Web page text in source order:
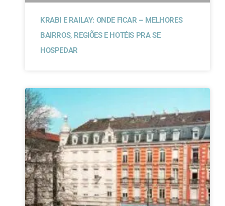
KRABI E RAILAY: ONDE FICAR – MELHORES
BAIRROS, REGIÕES E HOTÉIS PRA SE
HOSPEDAR